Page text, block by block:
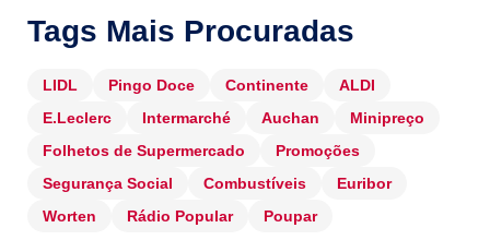
Tags Mais Procuradas
LIDL Pingo Doce Continente
ALDI
E.Leclerc
Intermarché Auchan
Minipreço
Folhetos de Supermercado
Promoções
Segurança Social
Combustíveis
Euribor
Worten
Rádio Popular Poupar